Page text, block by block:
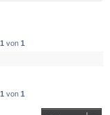
1 von 1
1 von 1